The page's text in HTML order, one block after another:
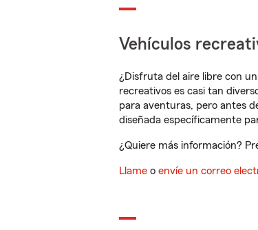
Vehículos
¿Disfruta del aire libre con
recreativos es casi tan
para aventuras, pero antes
diseñada específicamente
¿Quiere más información?
Llame o envíe un correo